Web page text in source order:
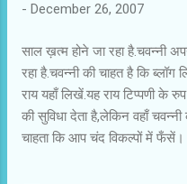
सलमान खान की
से मिले पैसों क...
- December 26, 2007
साल ख़त्म होने जा रहा है.चवन्नी
रहा है.चवन्नी की चाहत है कि
राय यहाँ लिखें.यह राय टिप्पणी के
की सुविधा देता है,लेकिन वहाँ
चाहता कि आप चंद विकल्पों में